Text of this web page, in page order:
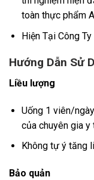
toàn thực phẩm
Hiện Tại Công
Hướng Dẫn Sử
Liều lượng
Uống 1 viên/
của chuyên gia y
Không tự ý tăng
Bảo quản